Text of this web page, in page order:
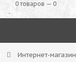
0 товаров — 0
Интернет-магазин